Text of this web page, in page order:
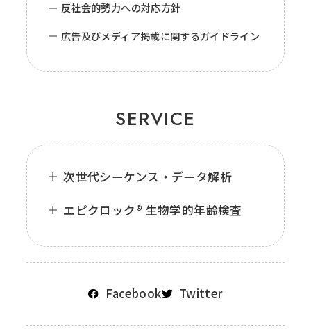
反社会的勢力への対応方針
広告及びメディア掲載に関するガイドライン
SERVICE
次世代シーケンス・データ解析
エピクロック® 生物学的年齢検査
Facebook Twitter